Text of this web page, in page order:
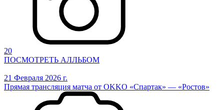
20
ПОСМОТРЕТЬ АЛЛЬБОМ
21 Февраля 2026 г.
Прямая трансляция матча от OKKO «Спартак» — «Ростов»